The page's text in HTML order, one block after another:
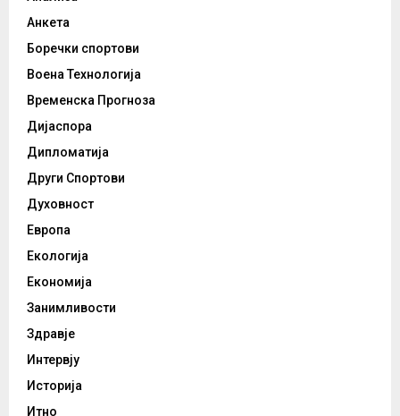
Анкета
Боречки спортови
Воена Технологија
Временска Прогноза
Дијаспора
Дипломатија
Други Спортови
Духовност
Европа
Екологија
Економија
Занимливости
Здравје
Интервју
Историја
Итно